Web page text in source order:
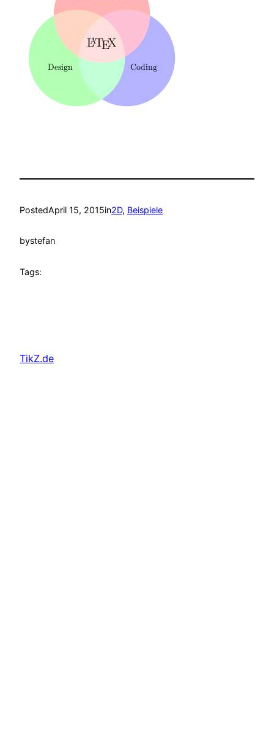
PostedApril 15, 2015in2D, Beispiele
bystefan
Tags:
TikZ.de